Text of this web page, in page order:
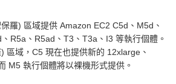
羅) 區域提供 Amazon EC2 C5d、M5d、
R5a、R5ad、T3、T3a、I3 等執行個體。
區域，C5 現在也提供新的 12xlarge、
M5 執行個體將以裸機形式提供。